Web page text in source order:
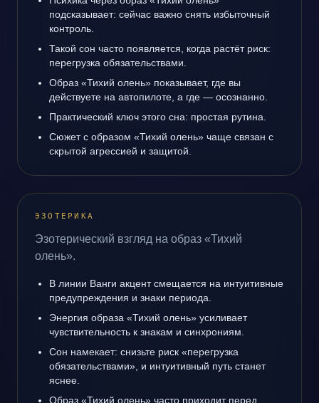
подсказывает: сейчас важно снять избыточный
контроль.
Такой сон часто появляется, когда растёт риск:
перегрузка обязательствами.
Образ «Тихий олень» показывает, где вы
действуете на автопилоте, а где — осознанно.
Практический ключ этого сна: простая рутина.
Сюжет с образом «Тихий олень» чаще связан с
скрытой агрессией и защитой.
ЭЗОТЕРИКА
Эзотерический взгляд на образ «Тихий
олень».
В линии Ванги акцент смещается на интуитивные
предупреждения и знаки периода.
Энергия образа «Тихий олень» усиливает
чувствительность к знакам и синхрониям.
Сон намекает: снизьте риск «перегрузка
обязательствами», и интуитивный путь станет
яснее.
Образ «Тихий олень» часто приходит перед